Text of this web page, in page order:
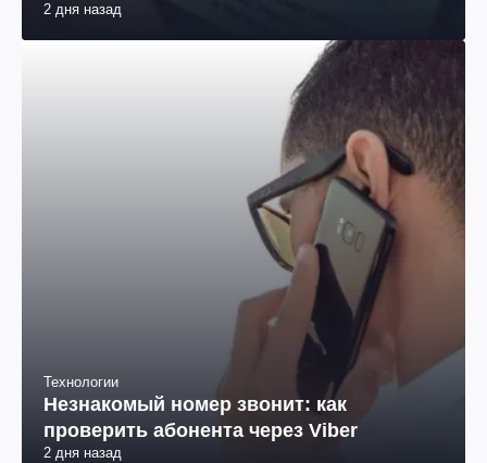
2 дня назад
Технологии
Незнакомый номер звонит: как
проверить абонента через Viber
2 дня назад